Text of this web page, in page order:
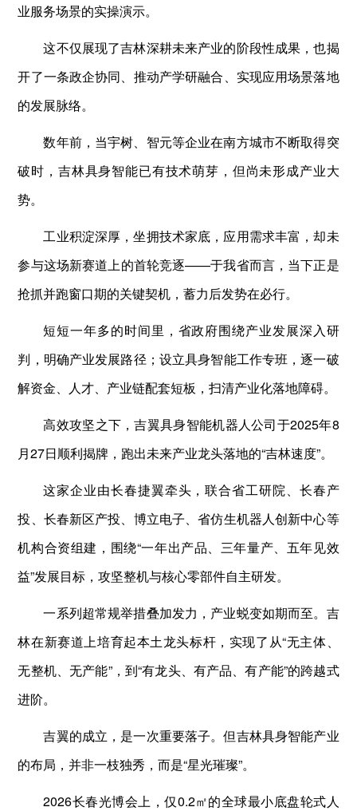
业服务场景的实操演示。
这不仅展现了吉林深耕未来产业的阶段性成果，也揭
开了一条政企协同、推动产学研融合、实现应用场景落地
的发展脉络。
数年前，当宇树、智元等企业在南方城市不断取得突
破时，吉林具身智能已有技术萌芽，但尚未形成产业大
势。
工业积淀深厚，坐拥技术家底，应用需求丰富，却未
参与这场新赛道上的首轮竞逐——于我省而言，当下正是
抢抓并跑窗口期的关键契机，蓄力后发势在必行。
短短一年多的时间里，省政府围绕产业发展深入研
判，明确产业发展路径；设立具身智能工作专班，逐一破
解资金、人才、产业链配套短板，扫清产业化落地障碍。
高效攻坚之下，吉翼具身智能机器人公司于2025年8
月27日顺利揭牌，跑出未来产业龙头落地的“吉林速度”。
这家企业由长春捷翼牵头，联合省工研院、长春产
投、长春新区产投、博立电子、省仿生机器人创新中心等
机构合资组建，围绕“一年出产品、三年量产、五年见效
益”发展目标，攻坚整机与核心零部件自主研发。
一系列超常规举措叠加发力，产业蜕变如期而至。吉
林在新赛道上培育起本土龙头标杆，实现了从“无主体、
无整机、无产能”，到“有龙头、有产品、有产能”的跨越式
进阶。
吉翼的成立，是一次重要落子。但吉林具身智能产业
的布局，并非一枝独秀，而是“星光璀璨”。
2026长春光博会上，仅0.2㎡的全球最小底盘轮式人